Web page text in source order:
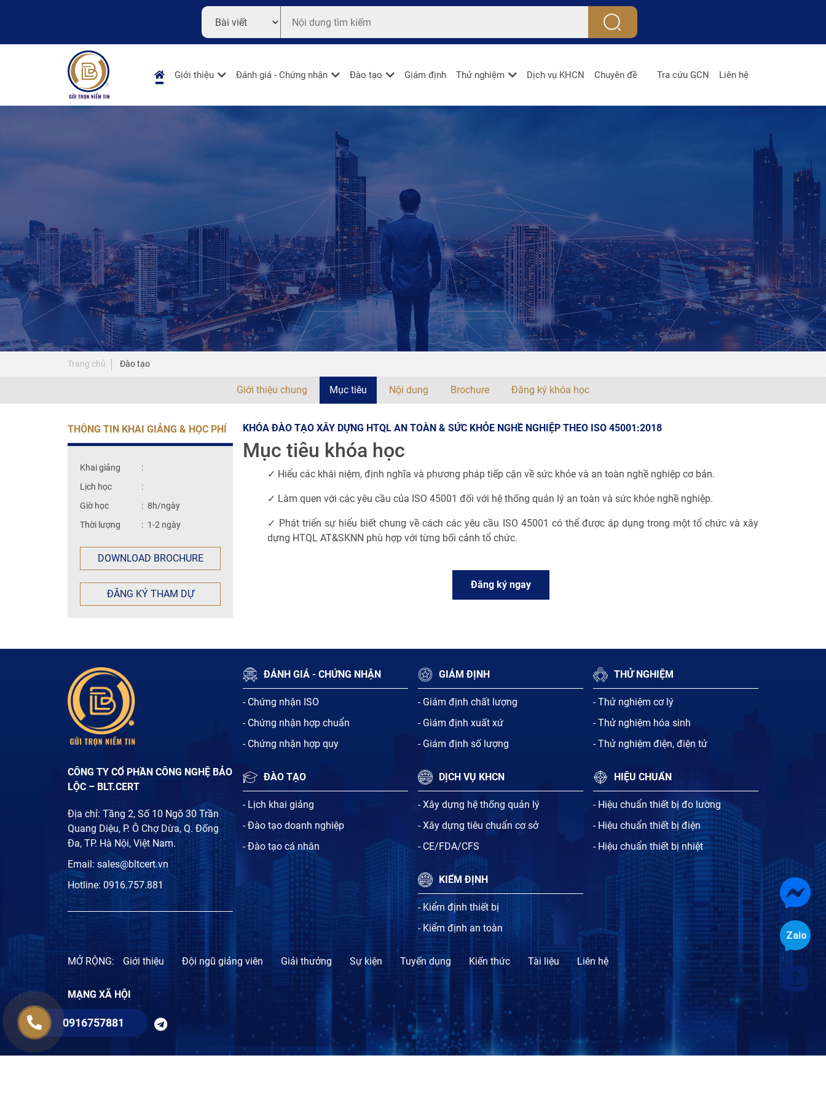
Giới thiệu Đánh giá - Chứng nhận Đào tạo Giám định Thử nghiệm Dịch vụ KHCN Chuyên đề Tra cứu GCN Liên hệ
Trang chủ Đào tạo
Giới thiệu chung Mục tiêu Nội dung Brochure Đăng ký khóa học
THÔNG TIN KHAI GIẢNG & HỌC PHÍ
Khai giảng
:
Lịch học
:
Giờ học
: 8h/ngày
Thời lượng
: 1-2 ngày
DOWNLOAD BROCHURE
ĐĂNG KÝ THAM DỰ
KHÓA ĐÀO TẠO XÂY DỰNG HTQL AN TOÀN & SỨC KHỎE NGHỀ NGHIỆP THEO ISO 45001:2018
Mục tiêu khóa học
✓ Hiểu các khái niệm, định nghĩa và phương pháp tiếp cận về sức khỏe và an toàn nghề nghiệp cơ bản.
✓ Làm quen với các yêu cầu của ISO 45001 đối với hệ thống quản lý an toàn và sức khỏe nghề nghiệp.
✓ Phát triển sự hiểu biết chung về cách các yêu cầu ISO 45001 có thể được áp dụng trong một tổ chức và xây
dựng HTQL AT&SKNN phù hợp với từng bối cảnh tổ chức.
Đăng ký ngay
CÔNG TY CỔ PHẦN CÔNG NGHỆ BẢO
LỘC – BLT.CERT
Địa chỉ: Tầng 2, Số 10 Ngõ 30 Trần
Quang Diệu, P. Ô Chợ Dừa, Q. Đống
Đa, TP. Hà Nội, Việt Nam.
Email: sales@bltcert.vn
Hotline: 0916.757.881
ĐÁNH GIÁ - CHỨNG NHẬN
- Chứng nhận ISO
- Chứng nhận hợp chuẩn
- Chứng nhận hợp quy
ĐÀO TẠO
- Lịch khai giảng
- Đào tạo doanh nghiệp
- Đào tạo cá nhân
GIÁM ĐỊNH
- Giám định chất lượng
- Giám định xuất xứ
- Giám định số lượng
DỊCH VỤ KHCN
- Xây dựng hệ thống quản lý
- Xây dựng tiêu chuẩn cơ sở
- CE/FDA/CFS
KIỂM ĐỊNH
- Kiểm định thiết bị
- Kiểm định an toàn
THỬ NGHIỆM
- Thử nghiệm cơ lý
- Thử nghiệm hóa sinh
- Thử nghiệm điện, điện tử
HIỆU CHUẨN
- Hiệu chuẩn thiết bị đo lường
- Hiệu chuẩn thiết bị điện
- Hiệu chuẩn thiết bị nhiệt
MỞ RỘNG: Giới thiệu Đội ngũ giảng viên Giải thưởng Sự kiện Tuyến dụng Kiến thức Tài liệu Liên hệ
MẠNG XÃ HỘI
0916757881